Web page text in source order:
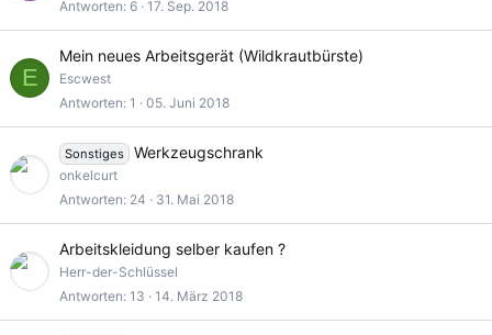
Antworten 6 17. Sep. 2018
E
Mein neues Arbeitsgerät (Wildkrautbürste)
Escwest
Antworten 1 05. Juni 2018
Sonstiges Werkzeugschrank
onkelcurt
Antworten 24 31. Mai 2018
Arbeitskleidung selber kaufen ?
Herr-der-Schlüssel
Antworten 13 14. März 2018